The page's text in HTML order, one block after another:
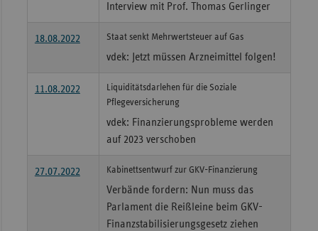
Interview mit Prof. Thomas Gerlinger
18.08.2022 Staat senkt Mehrwertsteuer auf Gas
vdek: Jetzt müssen Arzneimittel folgen!
11.08.2022
Liquiditätsdarlehen für die Soziale
Pflegeversicherung
vdek: Finanzierungsprobleme werden
auf 2023 verschoben
27.07.2022 Kabinettsentwurf zur GKV-Finanzierung
Verbände fordern: Nun muss das
Parlament die Reißleine beim GKV-
Finanzstabilisierungsgesetz ziehen